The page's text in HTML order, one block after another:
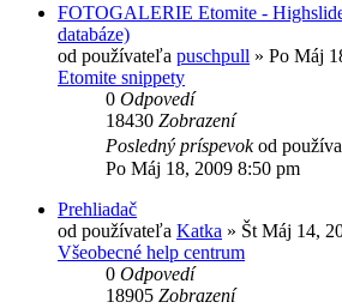
FOTOGALERIE Etomite -
databáze)
od používateľa puschpull » Po Máj
Etomite snippety
0 Odpovedí
18430 Zobrazení
Posledný príspevokod
Po Máj 18, 2009 8:50 pm
Prehliadač
od používateľa Katka » Št Máj 14,
Všeobecné help centrum
0 Odpovedí
18905 Zobrazení